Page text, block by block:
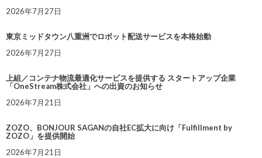
2026年7月27日
東京ミッドタウン八重洲でロボット配送サービスを本格始動
2026年7月27日
上組／コンテナ物流最適化サービスを提供する スタートアップ企業
「OneStream株式会社」への出資のお知らせ
2026年7月21日
ZOZO、BONJOUR SAGANの自社EC拡大に向け「Fulfillment by
ZOZO」を提供開始
2026年7月21日